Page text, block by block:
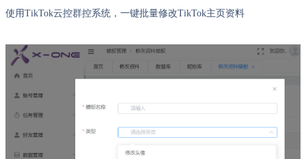
使用TikTok云控群控系统，一键批量修改TikTok主页资料